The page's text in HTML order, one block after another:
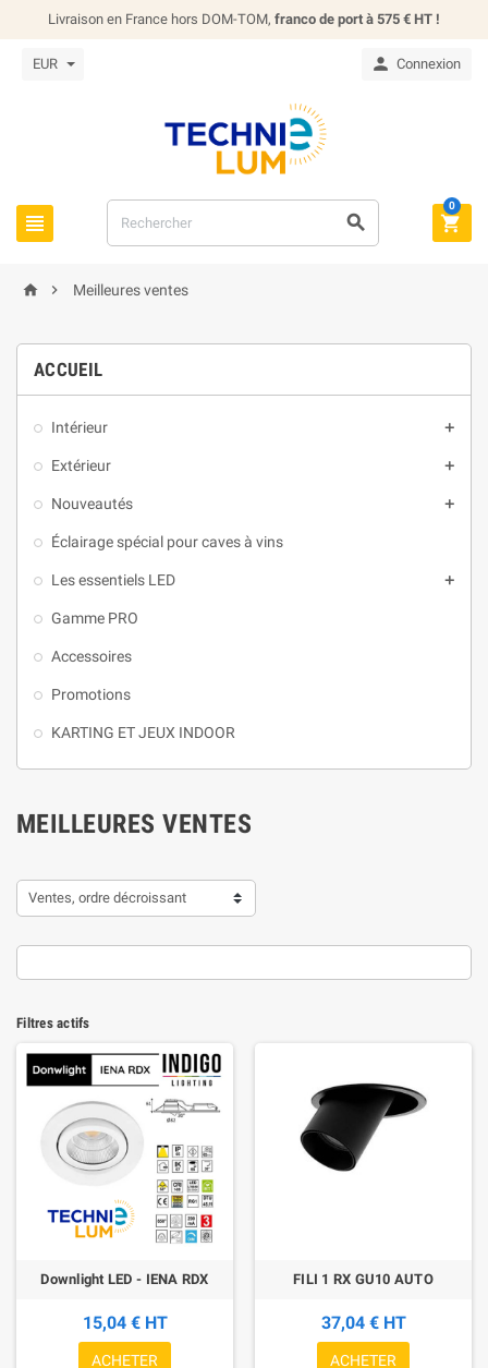
Livraison en France hors DOM-TOM, franco de port à 575 € HT !
EUR  Connexion
  
0
  Meilleures ventes
ACCUEIL
Intérieur 
Extérieur 
Nouveautés 
Éclairage spécial pour caves à vins
Les essentiels LED 
Gamme PRO
Accessoires
Promotions
KARTING ET JEUX INDOOR
MEILLEURES VENTES
Ventes, ordre décroissant
Filtres actifs
Downlight LED - IENA RDX
15,04 € HT
ACHETER
FILI 1 RX GU10 AUTO
37,04 € HT
ACHETER